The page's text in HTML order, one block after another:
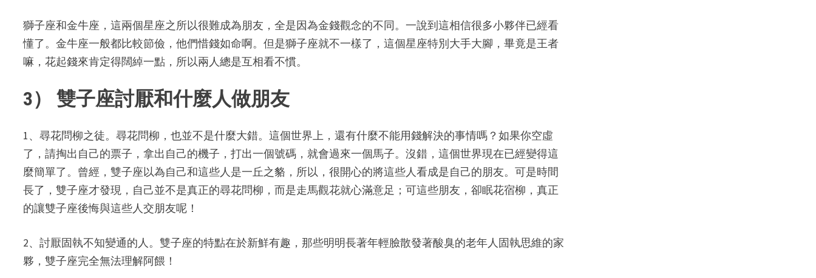
獅子座和金牛座，這兩個星座之所以很難成為朋友，全是因為金錢觀念的不同。一說到這相信很多小夥伴已經看
懂了。金牛座一般都比較節儉，他們惜錢如命啊。但是獅子座就不一樣了，這個星座特別大手大腳，畢竟是王者
嘛，花起錢來肯定得闊綽一點，所以兩人總是互相看不慣。
3） 雙子座討厭和什麼人做朋友
1、尋花問柳之徒。尋花問柳，也並不是什麼大錯。這個世界上，還有什麼不能用錢解決的事情嗎？如果你空虛
了，請掏出自己的票子，拿出自己的機子，打出一個號碼，就會過來一個馬子。沒錯，這個世界現在已經變得這
麼簡單了。曾經，雙子座以為自己和這些人是一丘之貉，所以，很開心的將這些人看成是自己的朋友。可是時間
長了，雙子座才發現，自己並不是真正的尋花問柳，而是走馬觀花就心滿意足；可這些朋友，卻眠花宿柳，真正
的讓雙子座後悔與這些人交朋友呢！
2、討厭固執不知變通的人。雙子座的特點在於新鮮有趣，那些明明長著年輕臉散發著酸臭的老年人固執思維的家
夥，雙子座完全無法理解阿餵！